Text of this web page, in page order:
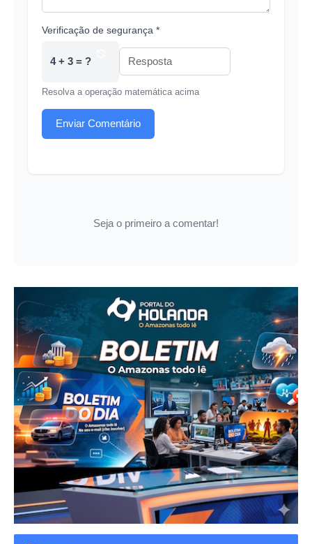
Verificação de segurança *
4 + 3 = ?
Resolva a operação matemática acima
Enviar Comentário
Seja o primeiro a comentar!